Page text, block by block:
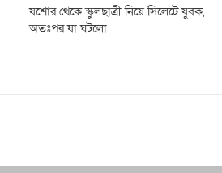
যশোর থেকে স্কুলছাত্রী নিয়ে সিলেটে যুবক,
অতঃপর যা ঘটলো